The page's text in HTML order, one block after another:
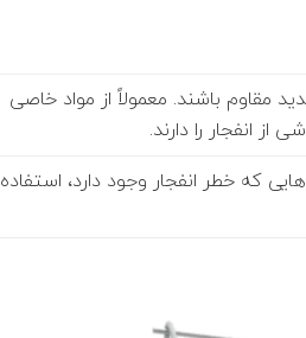
مقاوم باشند. معمولاً از مواد خاصی
انفجار را دارند.
که خطر انفجار وجود دارد، استفاده